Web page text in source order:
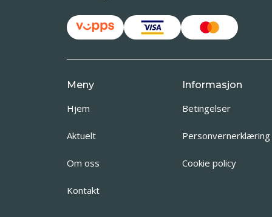
Meny
Hjem
Aktuelt
Om oss
Kontakt
Informasjon
Betingelser
Personvernerklæring
Cookie policy